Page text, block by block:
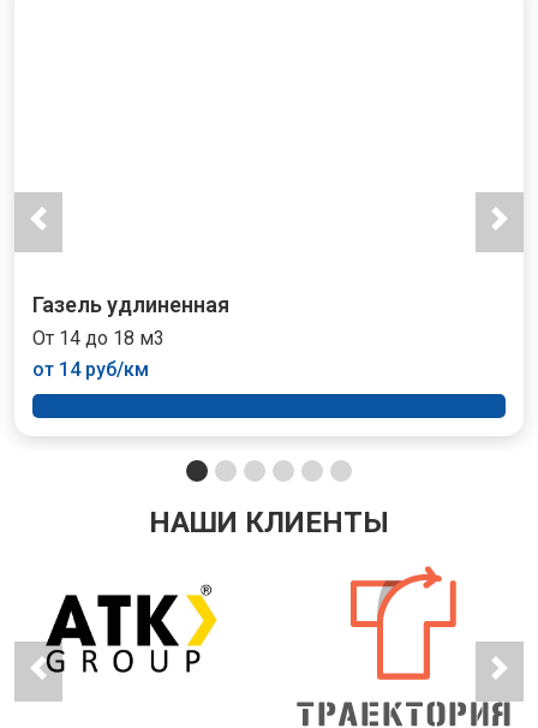
Газель удлиненная
От 14 до 18 м3
от 14 руб/км
НАШИ КЛИЕНТЫ